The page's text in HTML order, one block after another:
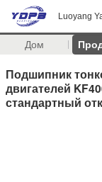
Luoyang
Дом
Подшипник
двигателей
стандартный